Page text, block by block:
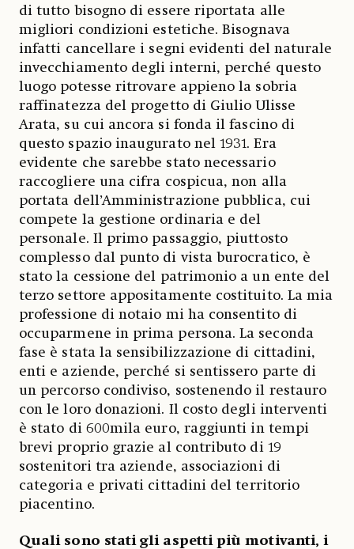
di tutto bisogno di essere riportata alle
migliori condizioni estetiche. Bisognava
infatti cancellare i segni evidenti del naturale
invecchiamento degli interni, perché questo
luogo potesse ritrovare appieno la sobria
raffinatezza del progetto di Giulio Ulisse
Arata, su cui ancora si fonda il fascino di
questo spazio inaugurato nel 1931. Era
evidente che sarebbe stato necessario
raccogliere una cifra cospicua, non alla
portata dell’Amministrazione pubblica, cui
compete la gestione ordinaria e del
personale. Il primo passaggio, piuttosto
complesso dal punto di vista burocratico, è
stato la cessione del patrimonio a un ente del
terzo settore appositamente costituito. La mia
professione di notaio mi ha consentito di
occuparmene in prima persona. La seconda
fase è stata la sensibilizzazione di cittadini,
enti e aziende, perché si sentissero parte di
un percorso condiviso, sostenendo il restauro
con le loro donazioni. Il costo degli interventi
è stato di 600mila euro, raggiunti in tempi
brevi proprio grazie al contributo di 19
sostenitori tra aziende, associazioni di
categoria e privati cittadini del territorio
piacentino.
Quali sono stati gli aspetti più motivanti, i